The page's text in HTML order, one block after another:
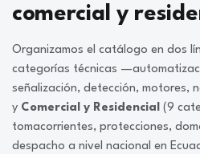
comercial y
Organizamos el catálogo en dos
categorías técnicas
señalización, detección, motores,
y Comercial y Residencial (9
tomacorrientes, protecciones,
despacho a nivel nacional en